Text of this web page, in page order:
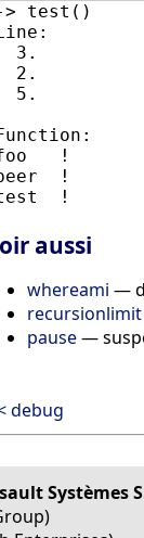
> test()
3.
2.
5.
!
!
aussi
whereami —
recursionlimit
pause—
debug
Systèmes